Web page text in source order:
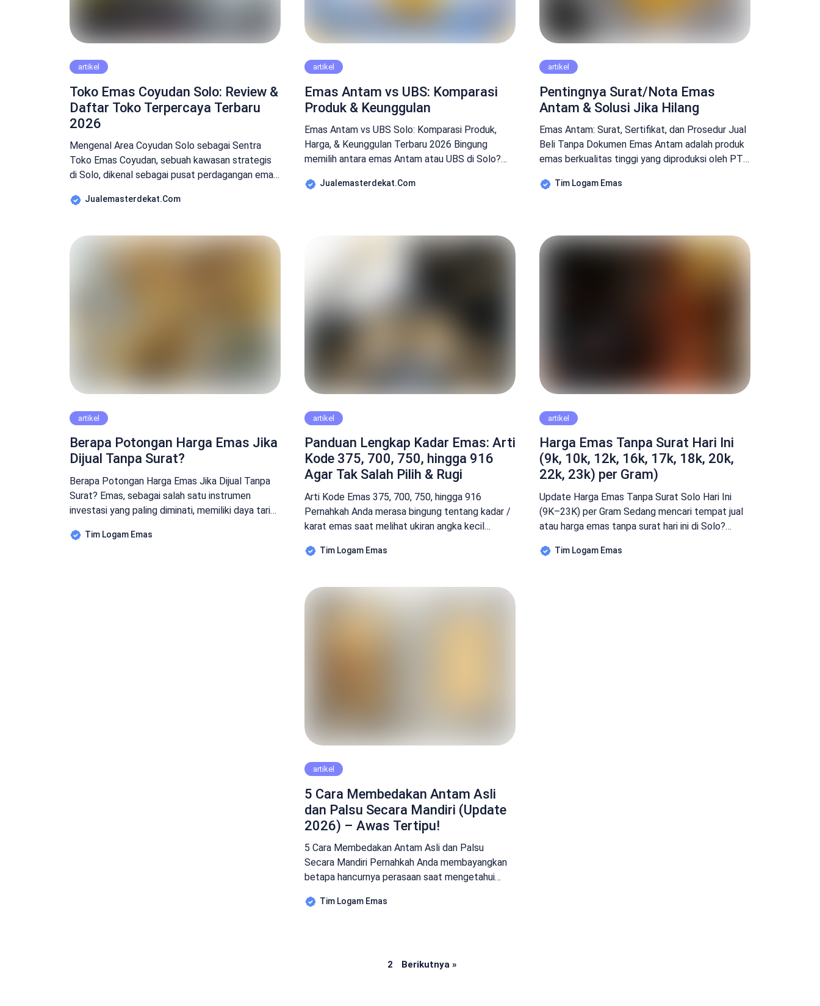
artikel
Toko Emas Coyudan Solo: Review &
Daftar Toko Terpercaya Terbaru
2026
Mengenal Area Coyudan Solo sebagai Sentra
Toko Emas Coyudan, sebuah kawasan strategis
di Solo, dikenal sebagai pusat perdagangan emas
hari, ribuan warga Solo dan sekitarnya datang ke
batangan Antam, UBS, maupun perhiasan emas
berkualitas. Jika Anda sedang mencari toko emas
Jualemasterdekat.com
artikel
Emas Antam vs UBS: Komparasi
Produk & Keunggulan
Emas Antam vs UBS Solo: Komparasi Produk,
Harga, & Keunggulan Terbaru 2026 Bingung
memilih antara emas Antam atau UBS di Solo?
Anda investasi jangka panjang, ingin likuiditas
: Jual Emas Tanpa Surat di Solo: Proses […]
Jualemasterdekat.com
artikel
Pentingnya Surat/Nota Emas
Antam & Solusi Jika Hilang
Emas Antam: Surat, Sertifikat, dan Prosedur Jual
Beli Tanpa Dokumen Emas Antam adalah produk
emas berkualitas tinggi yang diproduksi oleh PT
besar yang sudah dikenal di Indonesia. Bagi
tanya mengenai aspek […]
Tim Logam Emas
artikel
Berapa Potongan Harga Emas Jika
Dijual Tanpa Surat?
Berapa Potongan Harga Emas Jika Dijual Tanpa
Surat? Emas, sebagai salah satu instrumen
investasi yang paling diminati, memiliki daya tarik
menjual emas, sering kali muncul pertanyaan
Tim Logam Emas
artikel
Panduan Lengkap Kadar Emas: Arti
Kode 375, 700, 750, hingga 916
Agar Tak Salah Pilih & Rugi
Arti Kode Emas 375, 700, 750, hingga 916
Pernahkah Anda merasa bingung tentang kadar /
karat emas saat melihat ukiran angka kecil
mungkin Anda pernah mendengar istilah “Emas
bertanya-tanya, mana karat emas yang
sebenarnya paling bagus untuk investasi? Baca
Tim Logam Emas
artikel
Harga Emas Tanpa Surat Hari Ini
(9k, 10k, 12k, 16k, 17k, 18k, 20k,
22k, 23k) per Gram)
Update Harga Emas Tanpa Surat Solo Hari Ini
(9K–23K) per Gram Sedang mencari tempat jual
atau harga emas tanpa surat hari ini di Solo?
Karanganyar yang ragu menjual perhiasan mereka
Tim Logam Emas
artikel
5 Cara Membedakan Antam Asli
dan Palsu Secara Mandiri (Update
2026) – Awas Tertipu!
5 Cara Membedakan Antam Asli dan Palsu
Secara Mandiri Pernahkah Anda membayangkan
betapa hancurnya perasaan saat mengetahui
tahun ternyata hanya seonggok logam tak
dengan aslinya, bahkan beratnya pun dimanipulasi
Tim Logam Emas
PagePage
2 Berikutnya »